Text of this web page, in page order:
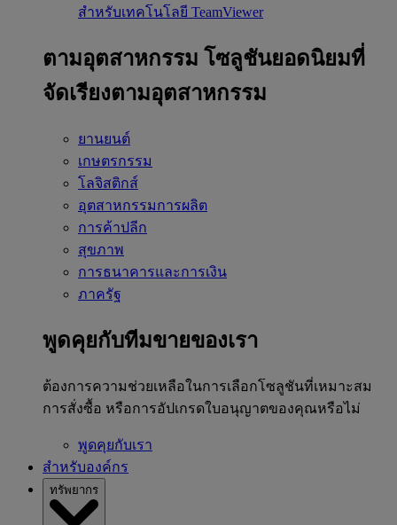
สำหรับเทคโนโลยี TeamViewer
ตามอุตสาหกรรม โซลูชันยอดนิยมที่
จัดเรียงตามอุตสาหกรรม
ยานยนต์
เกษตรกรรม
โลจิสติกส์
อุตสาหกรรมการผลิต
การค้าปลีก
สุขภาพ
การธนาคารและการเงิน
ภาครัฐ
พูดคุยกับทีมขายของเรา
ต้องการความช่วยเหลือในการเลือกโซลูชันที่เหมาะสม
การสั่งซื้อ หรือการอัปเกรดใบอนุญาตของคุณหรือไม่
พูดคุยกับเรา
สำหรับองค์กร
ทรัพยากร